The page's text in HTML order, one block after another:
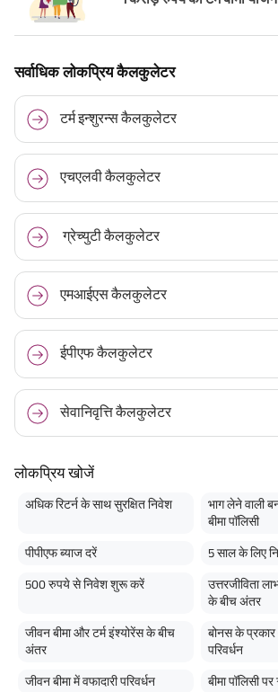
सर्वाधिक लोकप्रिय कैलकुलेटर
टर्म इन्शुरन्स कैलकुलेटर
एचएलवी कैलकुलेटर
ग्रेच्युटी कैलकुलेटर
एमआईएस कैलकुलेटर
ईपीएफ कैलकुलेटर
सेवानिवृत्ति कैलकुलेटर
लोकप्रिय खोजें
अधिक रिटर्न के साथ सुरक्षित निवेश
भाग लेने वाली
बीमा पॉलिसी
पीपीएफ ब्याज दरें 5 साल के लिए
500 रुपये से निवेश शुरू करें
उत्तरजीविता
के बीच अंतर
जीवन बीमा और टर्म इंश्योरेंस के बीच
अंतर
बोनस के प्रकार
परिवर्धन
जीवन बीमा में वफादारी परिवर्धन बीमा पॉलिसी